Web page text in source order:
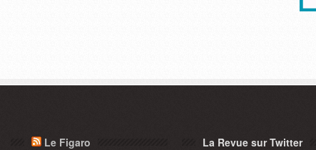
Le Figaro La Revue sur Twitter